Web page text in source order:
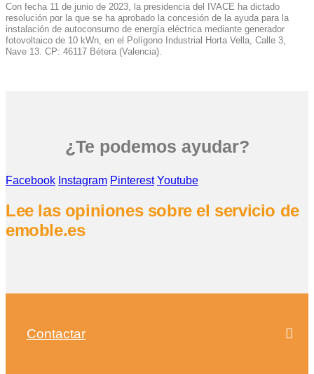
Con fecha 11 de junio de 2023, la presidencia del IVACE ha dictado
resolución por la que se ha aprobado la concesión de la ayuda para la
instalación de autoconsumo de energía eléctrica mediante generador
fotovoltaico de 10 kWn, en el Polígono Industrial Horta Vella, Calle 3,
Nave 13. CP: 46117 Bétera (Valencia).
¿Te podemos ayudar?
Facebook Instagram Pinterest Youtube
Lee las opiniones sobre el servicio de
emoble.es
Contactar